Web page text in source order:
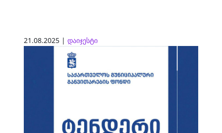
21.08.2025 | დაიჯესტი